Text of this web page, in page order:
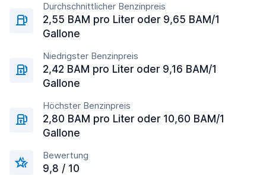
Durchschnittlicher Benzinpreis
2,55 BAM pro Liter oder 9,65 BAM/1
Gallone
Niedrigster Benzinpreis
2,42 BAM pro Liter oder 9,16 BAM/1
Gallone
Höchster Benzinpreis
2,80 BAM pro Liter oder 10,60 BAM/1
Gallone
Bewertung
9,8 / 10